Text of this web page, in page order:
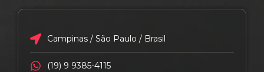
Campinas / São Paulo / Brasil
(19) 9 9385-4115